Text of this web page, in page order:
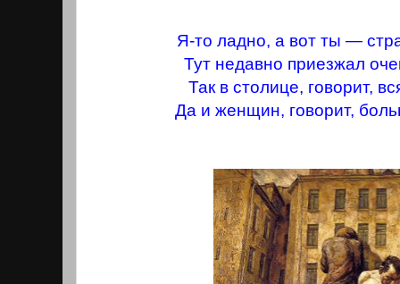
Я-то ладно, а вот ты —
Тут недавно приезжал
Так в столице, говорит,
Да и женщин, говорит,